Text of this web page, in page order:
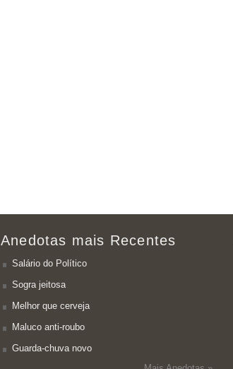
Anedotas mais Recentes
Salário do Político
Sogra jeitosa
Melhor que cerveja
Maluco anti-roubo
Guarda-chuva novo